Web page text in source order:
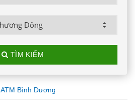
TÌM KIẾM
ATM Bình Dương